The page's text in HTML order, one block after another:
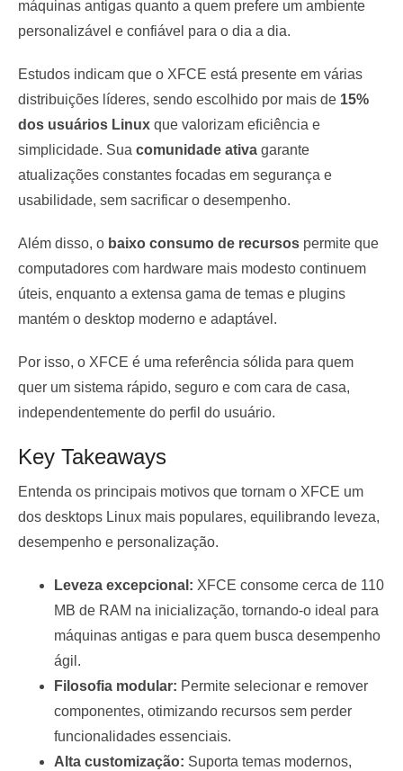
máquinas antigas quanto a quem prefere um ambiente
personalizável e confiável para o dia a dia.
Estudos indicam que o XFCE está presente em várias
distribuições líderes, sendo escolhido por mais de 15%
dos usuários Linux que valorizam eficiência e
simplicidade. Sua comunidade ativa garante
atualizações constantes focadas em segurança e
usabilidade, sem sacrificar o desempenho.
Além disso, o baixo consumo de recursos permite que
computadores com hardware mais modesto continuem
úteis, enquanto a extensa gama de temas e plugins
mantém o desktop moderno e adaptável.
Por isso, o XFCE é uma referência sólida para quem
quer um sistema rápido, seguro e com cara de casa,
independentemente do perfil do usuário.
Key Takeaways
Entenda os principais motivos que tornam o XFCE um
dos desktops Linux mais populares, equilibrando leveza,
desempenho e personalização.
Leveza excepcional: XFCE consome cerca de 110
MB de RAM na inicialização, tornando-o ideal para
máquinas antigas e para quem busca desempenho
ágil.
Filosofia modular: Permite selecionar e remover
componentes, otimizando recursos sem perder
funcionalidades essenciais.
Alta customização: Suporta temas modernos,